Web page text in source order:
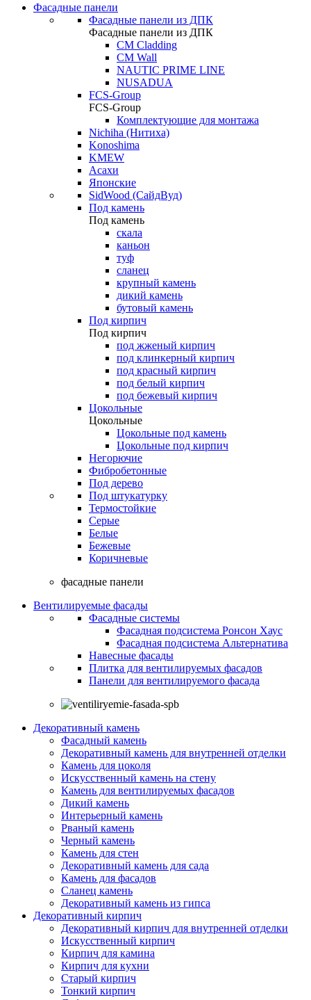
Фасадные панели
Фасадные панели из ДПК
Фасадные панели из ДПК
CM Cladding
CM Wall
NAUTIC PRIME LINE
NUSADUA
FCS-Group
FCS-Group
Комплектующие для монтажа
Nichiha (Нитиха)
Konoshima
KMEW
Асахи
Японские
SidWood (СайдВуд)
Под камень
Под камень
скала
каньон
туф
сланец
крупный камень
дикий камень
бутовый камень
Под кирпич
Под кирпич
под жженый кирпич
под клинкерный кирпич
под красный кирпич
под белый кирпич
под бежевый кирпич
Цокольные
Цокольные
Цокольные под камень
Цокольные под кирпич
Негорючие
Фибробетонные
Под дерево
Под штукатурку
Термостойкие
Серые
Белые
Бежевые
Коричневые
фасадные панели
Вентилируемые фасады
Фасадные системы
Фасадная подсистема Ронсон Хаус
Фасадная подсистема Альтернатива
Навесные фасады
Плитка для вентилируемых фасадов
Панели для вентилируемого фасада
Декоративный камень
Фасадный камень
Декоративный камень для внутренней отделки
Камень для цоколя
Искусственный камень на стену
Камень для вентилируемых фасадов
Дикий камень
Интерьерный камень
Рваный камень
Черный камень
Камень для стен
Декоративный камень для сада
Камень для фасадов
Сланец камень
Декоративный камень из гипса
Декоративный кирпич
Декоративный кирпич для внутренней отделки
Искусственный кирпич
Кирпич для камина
Кирпич для кухни
Старый кирпич
Тонкий кирпич